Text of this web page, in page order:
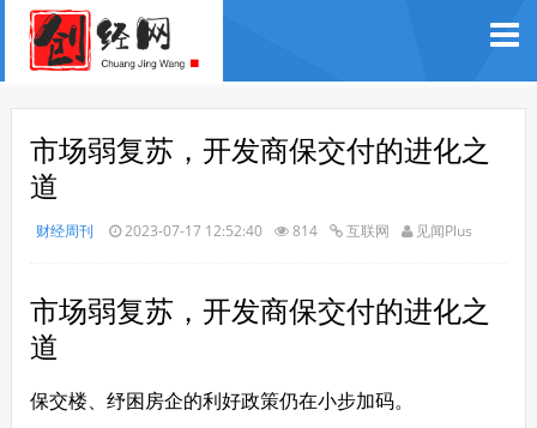
市场弱复苏，开发商保交付的进化之
道
财经周刊 2023-07-17 12:52:40 814 互联网 见闻Plus
市场弱复苏，开发商保交付的进化之
道
保交楼、纾困房企的利好政策仍在小步加码。